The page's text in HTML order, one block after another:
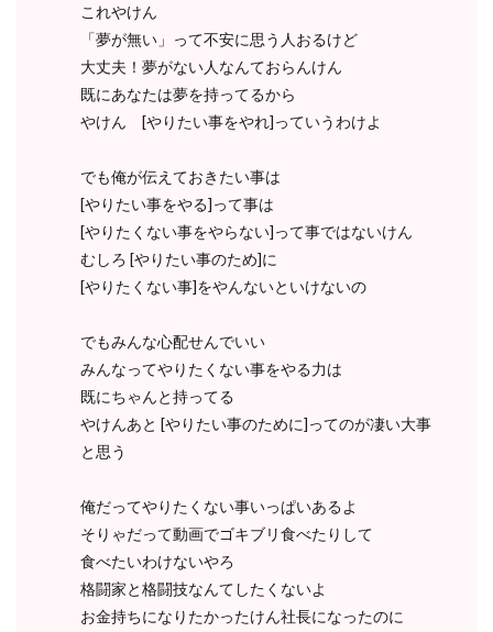
これやけん
「夢が無い」って不安に思う人おるけど
大丈夫！夢がない人なんておらんけん
既にあなたは夢を持ってるから
やけん [やりたい事をやれ]っていうわけよ
でも俺が伝えておきたい事は
[やりたい事をやる]って事は
[やりたくない事をやらない]って事ではないけん
むしろ [やりたい事のため]に
[やりたくない事]をやんないといけないの
でもみんな心配せんでいい
みんなってやりたくない事をやる力は
既にちゃんと持ってる
やけんあと [やりたい事のために]ってのが凄い大事
と思う
俺だってやりたくない事いっぱいあるよ
そりゃだって動画でゴキブリ食べたりして
食べたいわけないやろ
格闘家と格闘技なんてしたくないよ
お金持ちになりたかったけん社長になったのに